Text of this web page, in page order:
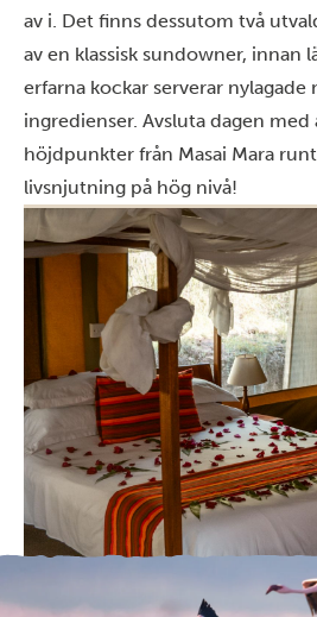
av i. Det finns dessutom två
av en klassisk sundowner, innan
erfarna kockar serverar nylagade
ingredienser. Avsluta dagen med
höjdpunkter från Masai Mara
livsnjutning på hög nivå!